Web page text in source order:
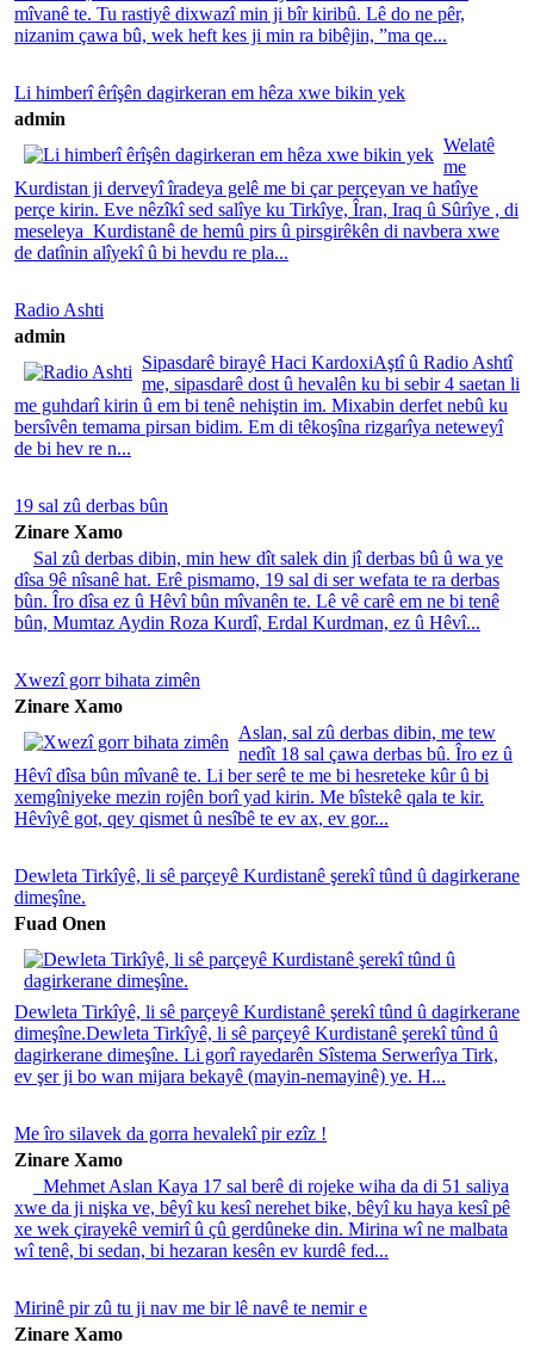
mîvanê te. Tu rastiyê dixwazî min ji bîr kiribû. Lê do ne pêr,
nizanim çawa bû, wek heft kes ji min ra bibêjin, ”ma qe...
Li himberî êrîşên dagirkeran em hêza xwe bikin yek
admin
Welatê
me
Kurdistan ji derveyî îradeya gelê me bi çar perçeyan ve hatîye
perçe kirin. Eve nêzîkî sed salîye ku Tirkîye, Îran, Iraq û Sûrîye , di
meseleya Kurdistanê de hemû pirs û pirsgirêkên di navbera xwe
de datînin alîyekî û bi hevdu re pla...
Radio Ashti
admin
Sipasdarê birayê Haci KardoxiAştî û Radio Ashtî
me, sipasdarê dost û hevalên ku bi sebir 4 saetan li
me guhdarî kirin û em bi tenê nehiştin im. Mixabin derfet nebû ku
bersîvên temama pirsan bidim. Em di têkoşîna rizgarîya neteweyî
de bi hev re n...
19 sal zû derbas bûn
Zinare Xamo
Sal zû derbas dibin, min hew dît salek din jî derbas bû û wa ye
dîsa 9ê nîsanê hat. Erê pismamo, 19 sal di ser wefata te ra derbas
bûn. Îro dîsa ez û Hêvî bûn mîvanên te. Lê vê carê em ne bi tenê
bûn, Mumtaz Aydin Roza Kurdî, Erdal Kurdman, ez û Hêvî...
Xwezî gorr bihata zimên
Zinare Xamo
Aslan, sal zû derbas dibin, me tew
nedît 18 sal çawa derbas bû. Îro ez û
Hêvî dîsa bûn mîvanê te. Li ber serê te me bi hesreteke kûr û bi
xemgîniyeke mezin rojên borî yad kirin. Me bîstekê qala te kir.
Hêvîyê got, qey qismet û nesîbê te ev ax, ev gor...
Dewleta Tirkîyê, li sê parçeyê Kurdistanê şerekî tûnd û dagirkerane
dimeşîne.
Fuad Onen
Dewleta Tirkîyê, li sê parçeyê Kurdistanê şerekî tûnd û dagirkerane
dimeşîne.Dewleta Tirkîyê, li sê parçeyê Kurdistanê şerekî tûnd û
dagirkerane dimeşîne. Li gorî rayedarên Sîstema Serwerîya Tirk,
ev şer ji bo wan mijara bekayê (mayin-nemayinê) ye. H...
Me îro silavek da gorra hevalekî pir ezîz !
Zinare Xamo
Mehmet Aslan Kaya 17 sal berê di rojeke wiha da di 51 saliya
xwe da ji nişka ve, bêyî ku kesî nerehet bike, bêyî ku haya kesî pê
xe wek çirayekê vemirî û çû gerdûneke din. Mirina wî ne malbata
wî tenê, bi sedan, bi hezaran kesên ev kurdê fed...
Mirinê pir zû tu ji nav me bir lê navê te nemir e
Zinare Xamo